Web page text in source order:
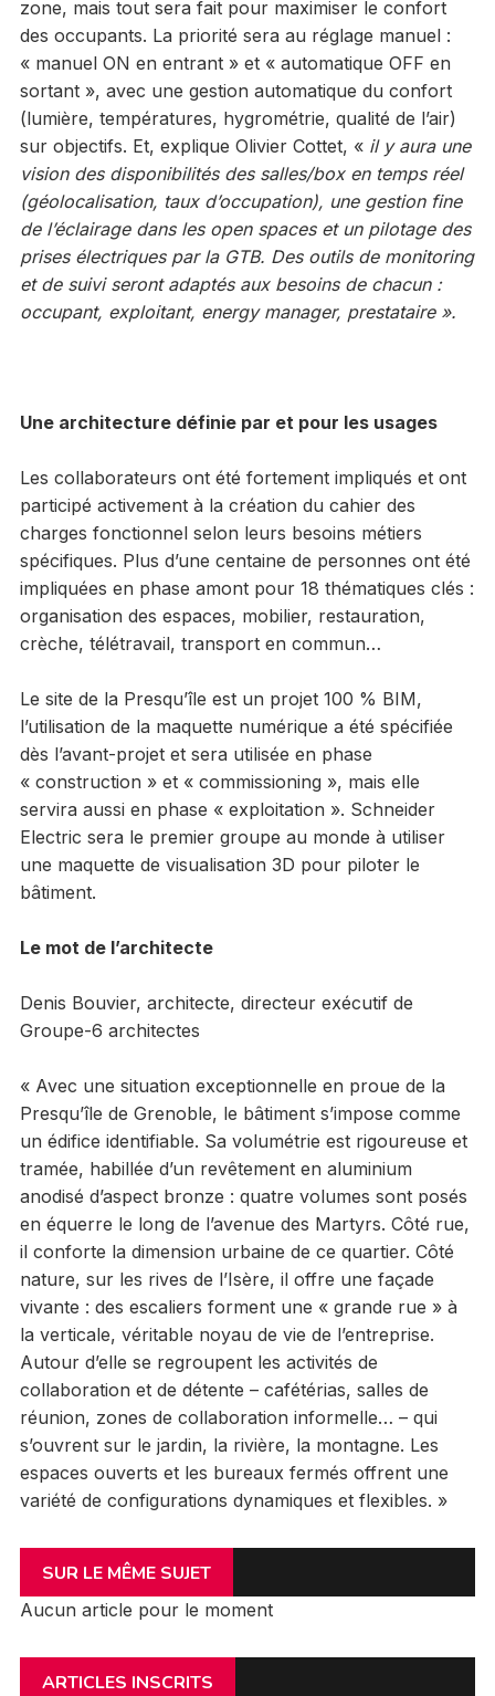
zone, mais tout sera fait pour maximiser le confort
des occupants. La priorité sera au réglage manuel :
« manuel ON en entrant » et « automatique OFF en
sortant », avec une gestion automatique du confort
(lumière, températures, hygrométrie, qualité de l’air)
sur objectifs. Et, explique Olivier Cottet, « il y aura une
vision des disponibilités des salles/box en temps réel
(géolocalisation, taux d’occupation), une gestion fine
de l’éclairage dans les open spaces et un pilotage des
prises électriques par la GTB. Des outils de monitoring
et de suivi seront adaptés aux besoins de chacun :
occupant, exploitant, energy manager, prestataire ».
Une architecture définie par et pour les usages
Les collaborateurs ont été fortement impliqués et ont
participé activement à la création du cahier des
charges fonctionnel selon leurs besoins métiers
spécifiques. Plus d’une centaine de personnes ont été
impliquées en phase amont pour 18 thématiques clés :
organisation des espaces, mobilier, restauration,
crèche, télétravail, transport en commun…
Le site de la Presqu’île est un projet 100 % BIM,
l’utilisation de la maquette numérique a été spécifiée
dès l’avant-projet et sera utilisée en phase
« construction » et « commissioning », mais elle
servira aussi en phase « exploitation ». Schneider
Electric sera le premier groupe au monde à utiliser
une maquette de visualisation 3D pour piloter le
bâtiment.
Le mot de l’architecte
Denis Bouvier, architecte, directeur exécutif de
Groupe-6 architectes
« Avec une situation exceptionnelle en proue de la
Presqu’île de Grenoble, le bâtiment s’impose comme
un édifice identifiable. Sa volumétrie est rigoureuse et
tramée, habillée d’un revêtement en aluminium
anodisé d’aspect bronze : quatre volumes sont posés
en équerre le long de l’avenue des Martyrs. Côté rue,
il conforte la dimension urbaine de ce quartier. Côté
nature, sur les rives de l’Isère, il offre une façade
vivante : des escaliers forment une « grande rue » à
la verticale, véritable noyau de vie de l’entreprise.
Autour d’elle se regroupent les activités de
collaboration et de détente – cafétérias, salles de
réunion, zones de collaboration informelle… – qui
s’ouvrent sur le jardin, la rivière, la montagne. Les
espaces ouverts et les bureaux fermés offrent une
variété de configurations dynamiques et flexibles. »
SUR LE MÊME SUJET
Aucun article pour le moment
ARTICLES INSCRITS